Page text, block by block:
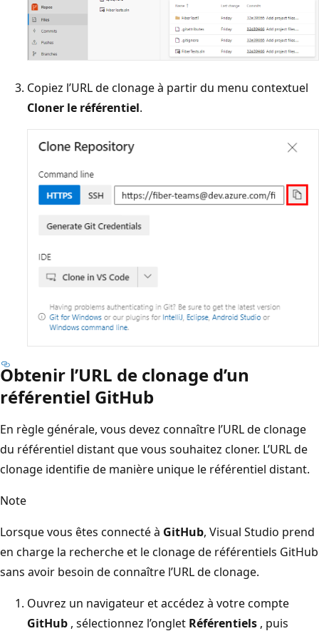
Copiez l’URL de clonage à partir du menu contextuel
Cloner le référentiel.
Obtenir l’URL de clonage d’un
référentiel GitHub
En règle générale, vous devez connaître l’URL de clonage
du référentiel distant que vous souhaitez cloner. L’URL de
clonage identifie de manière unique le référentiel distant.
Note
Lorsque vous êtes connecté à GitHub, Visual Studio prend
en charge la recherche et le clonage de référentiels GitHub
sans avoir besoin de connaître l’URL de clonage.
Ouvrez un navigateur et accédez à votre compte
GitHub , sélectionnez l’onglet Référentiels , puis